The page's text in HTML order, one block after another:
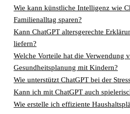
Wie kann künstliche Intelligenz wie
Familienalltag sparen?
Kann ChatGPT altersgerechte
liefern?
Welche Vorteile hat die Verwendung
Gesundheitsplanung mit Kindern?
Wie unterstützt ChatGPT bei der
Kann ich mit ChatGPT auch
Wie erstelle ich effiziente